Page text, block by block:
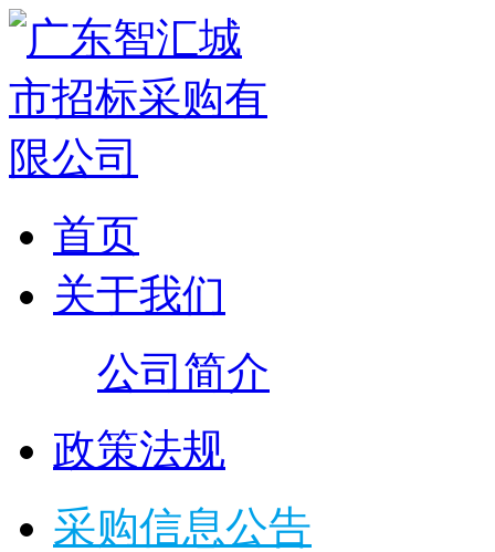
首页
关于我们
公司简介
政策法规
采购信息公告